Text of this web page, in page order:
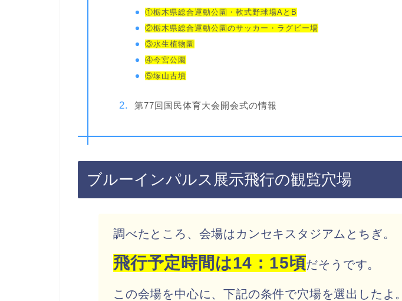
①栃木県総合運動公園・軟式野球場AとB
②栃木県総合運動公園のサッカー・ラグビー場
③水生植物園
④今宮公園
⑤塚山古墳
第77回国民体育大会開会式の情報
ブルーインパルス展示飛行の観覧穴場
調べたところ、会場はカンセキスタジアムとちぎ。
飛行予定時間は14：15頃だそうです。
この会場を中心に、下記の条件で穴場を選出したよ。